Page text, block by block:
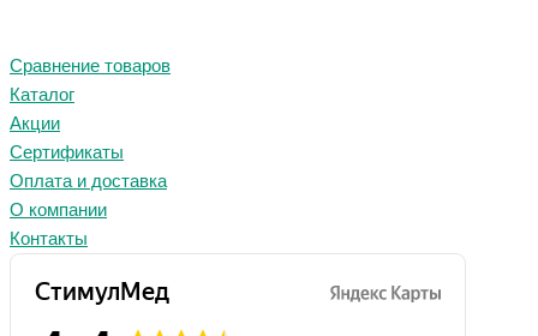
Сравнение товаров
Каталог
Акции
Сертификаты
Оплата и доставка
О компании
Контакты